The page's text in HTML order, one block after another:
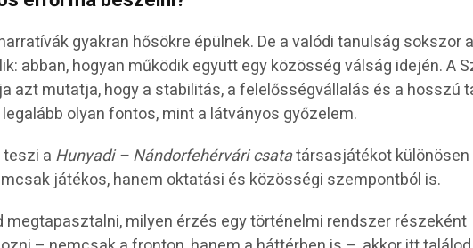
gyakran hősökre épülnek. De a valódi tanulság sokszor a
abban, hogyan működik együtt egy közösség válság idején. A
azt mutatja, hogy a stabilitás, a felelősségvállalás és a hosszú
olyan fontos, mint a látványos győzelem.
a Hunyadi – Nándorfehérvári csatatársasjátékot különösen
játékos, hanem oktatási és közösségi szempontból is.
megtapasztalni, milyen érzés egy történelmi rendszer részeként